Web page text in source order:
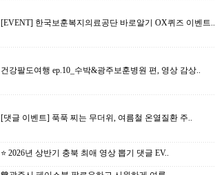
[EVENT] 한국보훈복지의료공단 바로알기 OX퀴즈 이벤트..
건강팔도여행 ep.10_수박&광주보훈병원 편, 영상 감상..
[댓글 이벤트] 푹푹 찌는 무더위, 여름철 온열질환 주..
⭐ 2026년 상반기 충북 최애 영상 뽑기 댓글 EV..